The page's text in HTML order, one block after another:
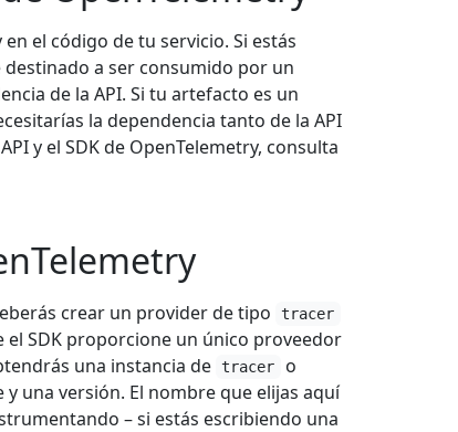
el código de tu servicio. Si estás
a ser consumido por un
de la API. Si tu artefacto es un
la dependencia tanto de la API
y el SDK de OpenTelemetry, consulta
crear un provider de tipo tracer
el SDK proporcione un único proveedor
una instancia de tracer o
una versión. El nombre que elijas aquí
– si estás escribiendo una